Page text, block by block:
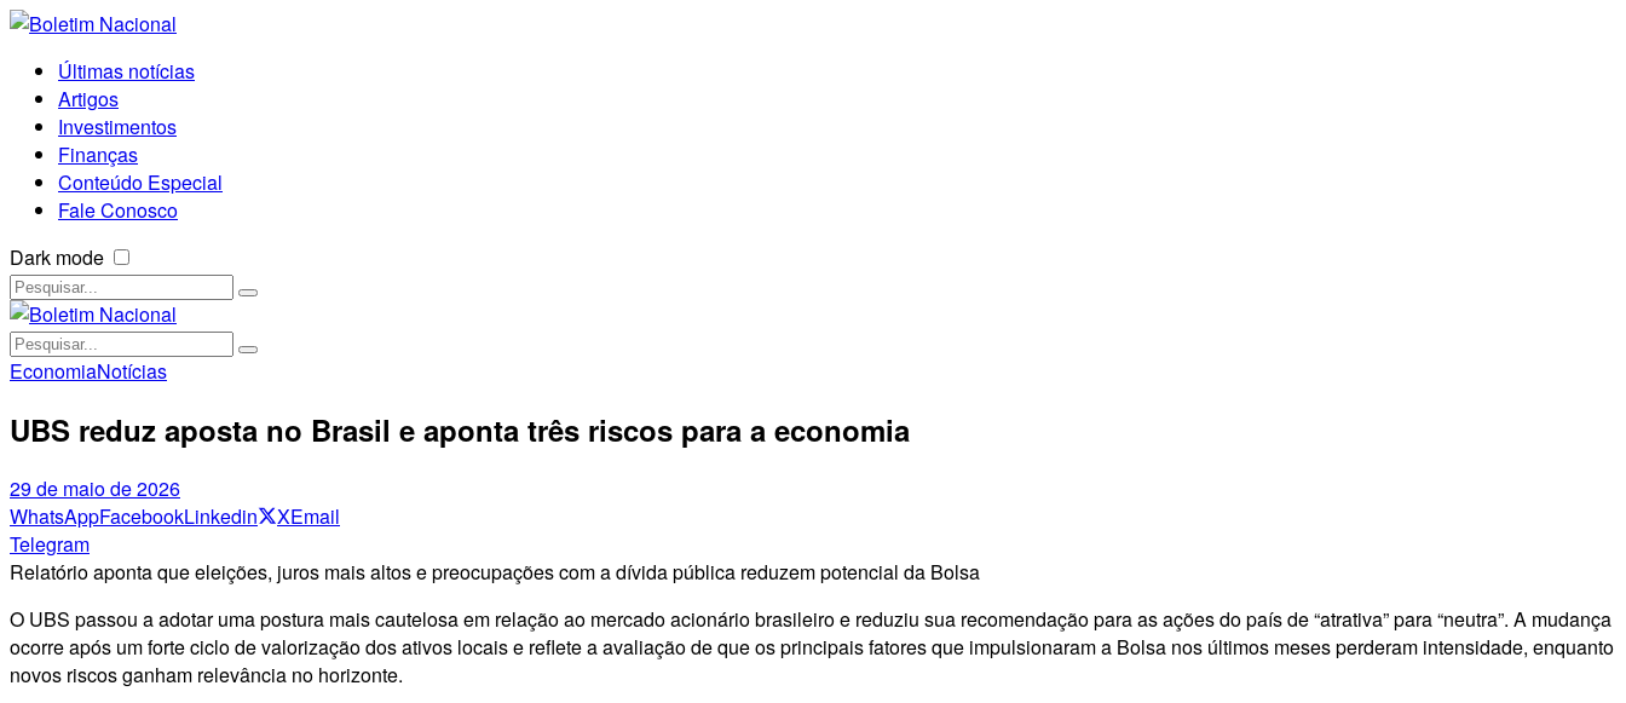
Últimas notícias
Artigos
Investimentos
Finanças
Conteúdo Especial
Fale Conosco
Dark mode
EconomiaNotícias
UBS reduz aposta no Brasil e aponta três riscos para a economia
29 de maio de 2026
WhatsAppFacebookLinkedin XEmail
Telegram
Relatório aponta que eleições, juros mais altos e preocupações com a dívida pública reduzem potencial da Bolsa
O UBS passou a adotar uma postura mais cautelosa em relação ao mercado acionário brasileiro e reduziu sua recomendação para as ações do país de “atrativa” para “neutra”. A mudança
ocorre após um forte ciclo de valorização dos ativos locais e reflete a avaliação de que os principais fatores que impulsionaram a Bolsa nos últimos meses perderam intensidade, enquanto
novos riscos ganham relevância no horizonte.